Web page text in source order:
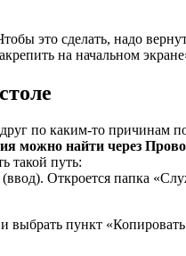
это сделать, надо
на начальном
по каким-то причинам
можно найти через
такой путь:
(ввод). Откроется папка
пункт